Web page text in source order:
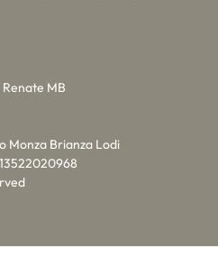
MB
Monza Brianza Lodi